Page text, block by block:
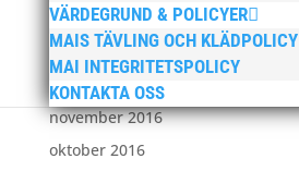
VÄRDEGRUND & POLICYER
MAIS TÄVLING OCH KLÄDPOLICY
MAI INTEGRITETSPOLICY
KONTAKTA OSS
februari 2017
januari 2017
december 2016
november 2016
oktober 2016